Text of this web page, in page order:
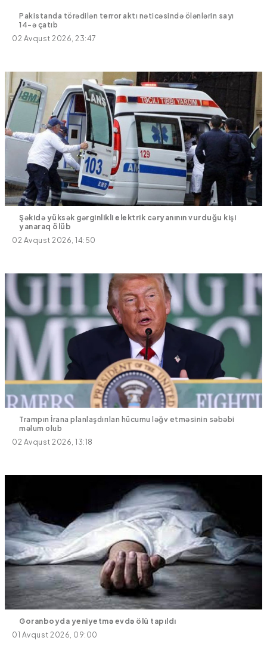
Pakistanda törədilən terror aktı nəticəsində ölənlərin sayı
14-ə çatıb
02 Avqust 2026, 23:47
Şəkidə yüksək gərginlikli elektrik cəryanının vurduğu kişi
yanaraq ölüb
02 Avqust 2026, 14:50
Trampın İrana planlaşdırılan hücumu ləğv etməsinin səbəbi
məlum olub
02 Avqust 2026, 13:18
Goranboyda yeniyetmə evdə ölü tapıldı
01 Avqust 2026, 09:00